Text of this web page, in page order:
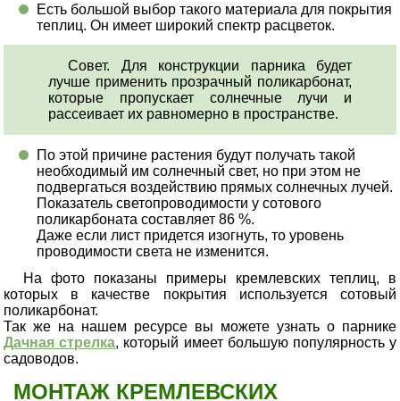
Есть большой выбор такого материала для покрытия
теплиц. Он имеет широкий спектр расцветок.
Совет. Для конструкции парника будет
лучше применить прозрачный поликарбонат,
которые пропускает солнечные лучи и
рассеивает их равномерно в пространстве.
По этой причине растения будут получать такой
необходимый им солнечный свет, но при этом не
подвергаться воздействию прямых солнечных лучей.
Показатель светопроводимости у сотового
поликарбоната составляет 86 %.
Даже если лист придется изогнуть, то уровень
проводимости света не изменится.
На фото показаны примеры кремлевских теплиц, в
которых в качестве покрытия используется сотовый
поликарбонат.
Так же на нашем ресурсе вы можете узнать о парнике
Дачная стрелка, который имеет большую популярность у
садоводов.
МОНТАЖ КРЕМЛЕВСКИХ